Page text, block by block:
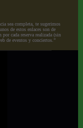
sea completa, te sugerimos
de estos enlaces son de
cada reserva realizada (sin
de eventos y conciertos.”